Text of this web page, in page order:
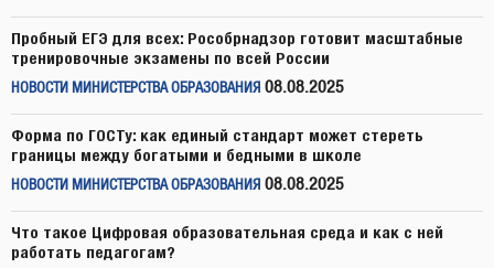
Пробный ЕГЭ для всех: Рособрнадзор готовит масштабные
тренировочные экзамены по всей России
НОВОСТИ МИНИСТЕРСТВА ОБРАЗОВАНИЯ 08.08.2025
Форма по ГОСТу: как единый стандарт может стереть
границы между богатыми и бедными в школе
НОВОСТИ МИНИСТЕРСТВА ОБРАЗОВАНИЯ 08.08.2025
Что такое Цифровая образовательная среда и как с ней
работать педагогам?